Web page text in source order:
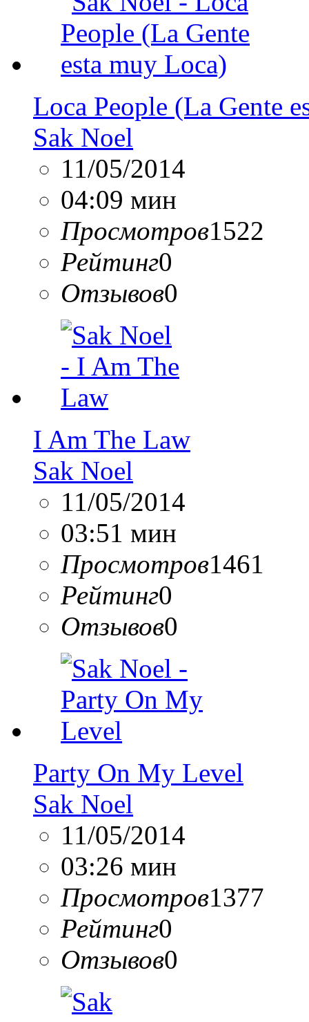
Loca People (La Gente
Sak Noel
11/05/2014
04:09 мин
Просмотров1522
Рейтинг0
Отзывов0
I Am The Law
Sak Noel
11/05/2014
03:51 мин
Просмотров1461
Рейтинг0
Отзывов0
Party On My Level
Sak Noel
11/05/2014
03:26 мин
Просмотров1377
Рейтинг0
Отзывов0